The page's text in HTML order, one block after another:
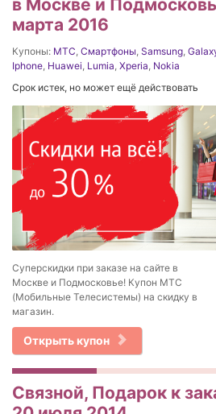
в Москве и
марта 2016
Купоны: МТС, Смартфоны, Samsung,
Iphone, Huawei, Lumia, Xperia, Nokia
Срок истек, но может ещё действовать
Суперскидки при заказе на сайте в
Москве и Подмосковье! Купон МТС
(Мобильные Телесистемы) на скидку в
магазин.
Открыть купон
Связной, Подарок к